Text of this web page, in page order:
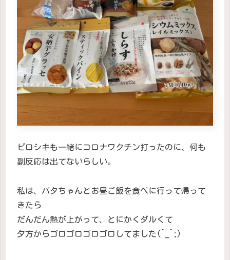
ピロシキも一緒にコロナワクチン打ったのに、何も
副反応は出てないらしい。
私は、バタちゃんとお昼ご飯を食べに行って帰って
きたら
だんだん熱が上がって、とにかくダルくて
夕方からゴロゴロゴロゴロしてました(^_^;)